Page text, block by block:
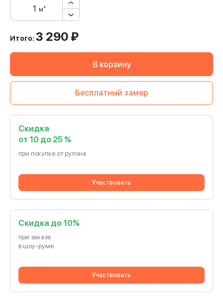
м²
Итого: 3 290 ₽
В корзину
Бесплатный замер
Скидка
от 10 до 25 %
при покупке от рулона
Участвовать
Cкидка до 10%
при заказе
в шоу-руме
Участвовать